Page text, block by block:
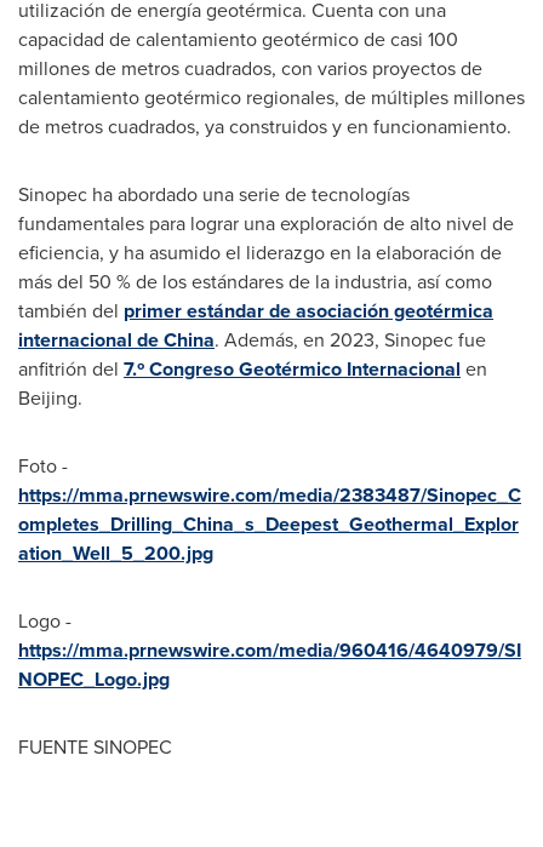
utilización de energía geotérmica. Cuenta con una
capacidad de calentamiento geotérmico de casi 100
millones de metros cuadrados, con varios proyectos de
calentamiento geotérmico regionales, de múltiples millones
de metros cuadrados, ya construidos y en funcionamiento.
Sinopec ha abordado una serie de tecnologías
fundamentales para lograr una exploración de alto nivel de
eficiencia, y ha asumido el liderazgo en la elaboración de
más del 50 % de los estándares de la industria, así como
también del primer estándar de asociación geotérmica
internacional deChina. Además, en 2023, Sinopec fue
anfitrión del 7.º Congreso Geotérmico Internacional en
Beijing.
Foto -
https://mma.prnewswire.com/media/2383487/Sinopec_C
ompletes_Drilling_China_s_Deepest_Geothermal_Explor
ation_Well_5_200.jpg
Logo -
https://mma.prnewswire.com/media/960416/4640979/SI
NOPEC_Logo.jpg
FUENTE SINOPEC